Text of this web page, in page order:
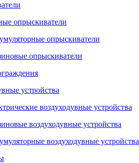
опрыскиватели
опрыскиватели
опрыскиватели
устройства
воздуходувные устройства
воздуходувные устройства
воздуходувные устройства